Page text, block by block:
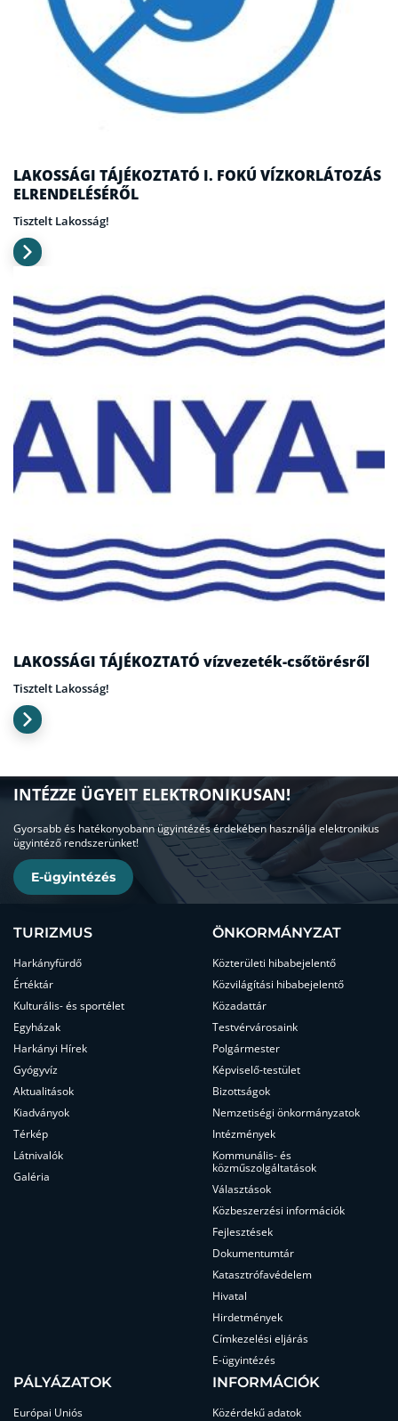
LAKOSSÁGI TÁJÉKOZTATÓ I. FOKÚ VÍZKORLÁTOZÁS
ELRENDELÉSÉRŐL
Tisztelt Lakosság!
LAKOSSÁGI TÁJÉKOZTATÓ vízvezeték-csőtörésről
Tisztelt Lakosság!
INTÉZZE ÜGYEIT ELEKTRONIKUSAN!
Gyorsabb és hatékonyobann ügyintézés érdekében használja elektronikus
ügyintéző rendszerünket!
E-ügyintézés
TURIZMUS
Harkányfürdő
Értéktár
Kulturális- és sportélet
Egyházak
Harkányi Hírek
Gyógyvíz
Aktualitások
Kiadványok
Térkép
Látnivalók
Galéria
ÖNKORMÁNYZAT
Közterületi hibabejelentő
Közvilágítási hibabejelentő
Közadattár
Testvérvárosaink
Polgármester
Képviselő-testület
Bizottságok
Nemzetiségi önkormányzatok
Intézmények
Kommunális- és
közműszolgáltatások
Választások
Közbeszerzési információk
Fejlesztések
Dokumentumtár
Katasztrófavédelem
Hivatal
Hirdetmények
Címkezelési eljárás
E-ügyintézés
PÁLYÁZATOK
Európai Uniós
INFORMÁCIÓK
Közérdekű adatok